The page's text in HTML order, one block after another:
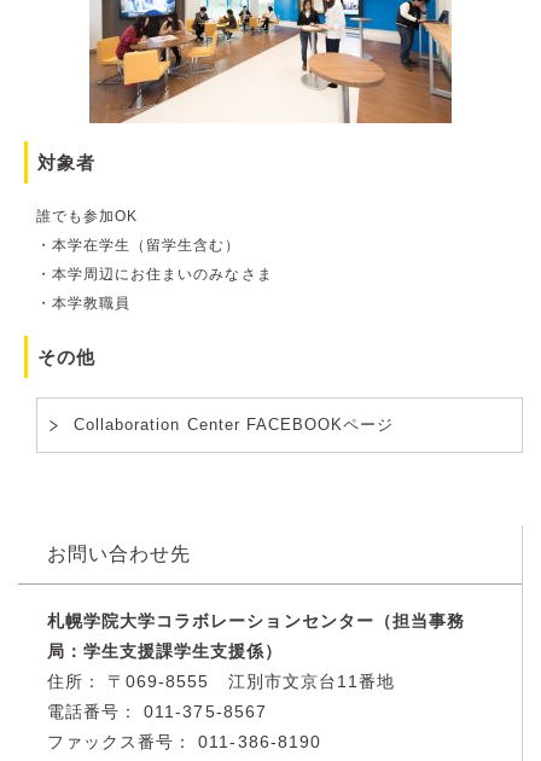
対象者
誰でも参加OK
・本学在学生（留学生含む）
・本学周辺にお住まいのみなさま
・本学教職員
その他
Collaboration Center FACEBOOKページ
お問い合わせ先
札幌学院大学コラボレーションセンター（担当事務
局：学生支援課学生支援係）
住所：
〒069-8555 江別市文京台11番地
電話番号：
011-375-8567
ファックス番号：
011-386-8190